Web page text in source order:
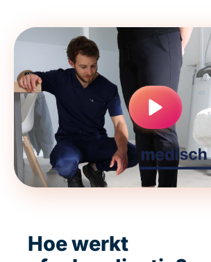
Hoe werkt